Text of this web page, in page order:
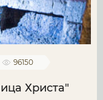
96150
Христа"